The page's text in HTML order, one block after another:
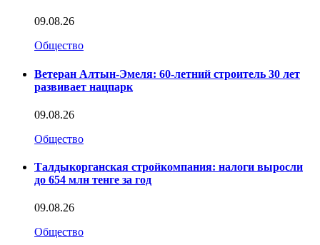
09.08.26
Общество
Ветеран Алтын-Эмеля: 60-летний строитель 30 лет
развивает нацпарк
09.08.26
Общество
Талдыкорганская стройкомпания: налоги выросли
до 654 млн тенге за год
09.08.26
Общество